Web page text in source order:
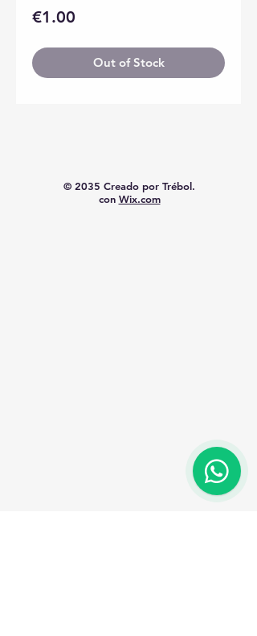
€1.00
Out of Stock
© 2035 Creado por Trébol.
con Wix.com